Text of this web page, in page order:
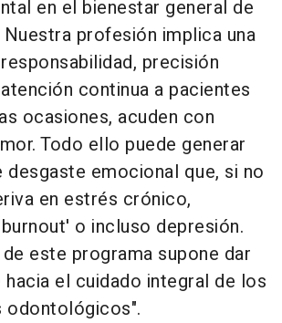
en el bienestar general de
profesión implica una
precisión
continua a pacientes
ocasiones, acuden con
Todo ello puede generar
desgaste emocional que, si no
en estrés crónico,
o incluso depresión.
este programa supone dar
el cuidado integral de los
odontológicos".